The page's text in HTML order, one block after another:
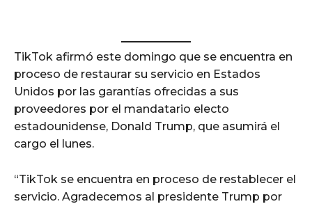
TikTok afirmó este domingo que se encuentra en
proceso de restaurar su servicio en Estados
Unidos por las garantías ofrecidas a sus
proveedores por el mandatario electo
estadounidense, Donald Trump, que asumirá el
cargo el lunes.
“TikTok se encuentra en proceso de restablecer el
servicio. Agradecemos al presidente Trump por